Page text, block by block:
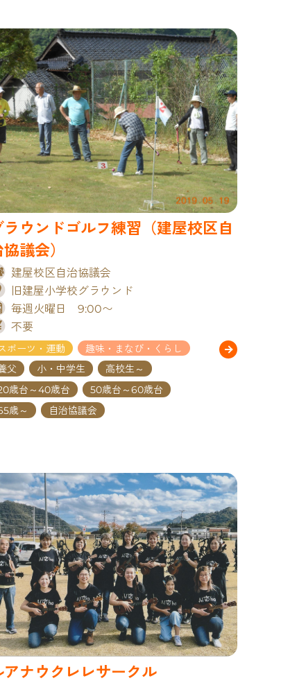
ラウンドゴルフ練習（建屋校区自
議会）
建屋校区自治協議会
旧建屋小学校グラウンド
毎週火曜日 9:00〜
不要
ポーツ・運動
趣味・まなび・くらし
父
小・中学生
高校生～
歳台～40歳台
50歳台～60歳台
歳～
自治協議会
アナウクレレサークル